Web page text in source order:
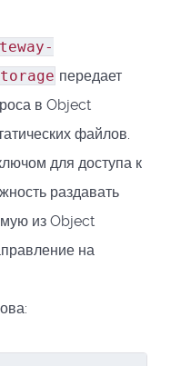
передает
в Object
файлов.
для доступа к
раздавать
из Object
на